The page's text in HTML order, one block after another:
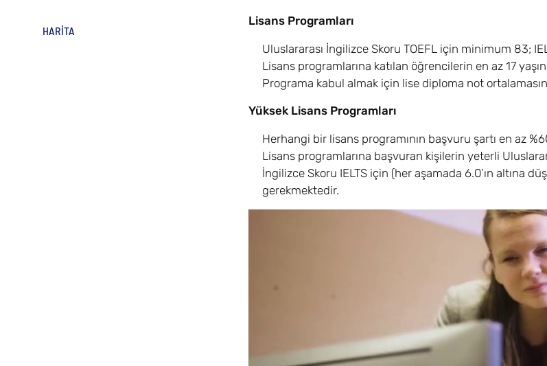
HARİTA
Lisans Programları
Uluslararası İngilizce Skoru TOEFL için minimum 83;
Lisans programlarına katılan öğrencilerin en az 17
Programa kabul almak için lise diploma not
Yüksek Lisans Programları
Herhangi bir lisans programının başvuru şartı en az
Lisans programlarına başvuran kişilerin yeterli
İngilizce Skoru IELTS için (her aşamada 6.0’ın altına
gerekmektedir.